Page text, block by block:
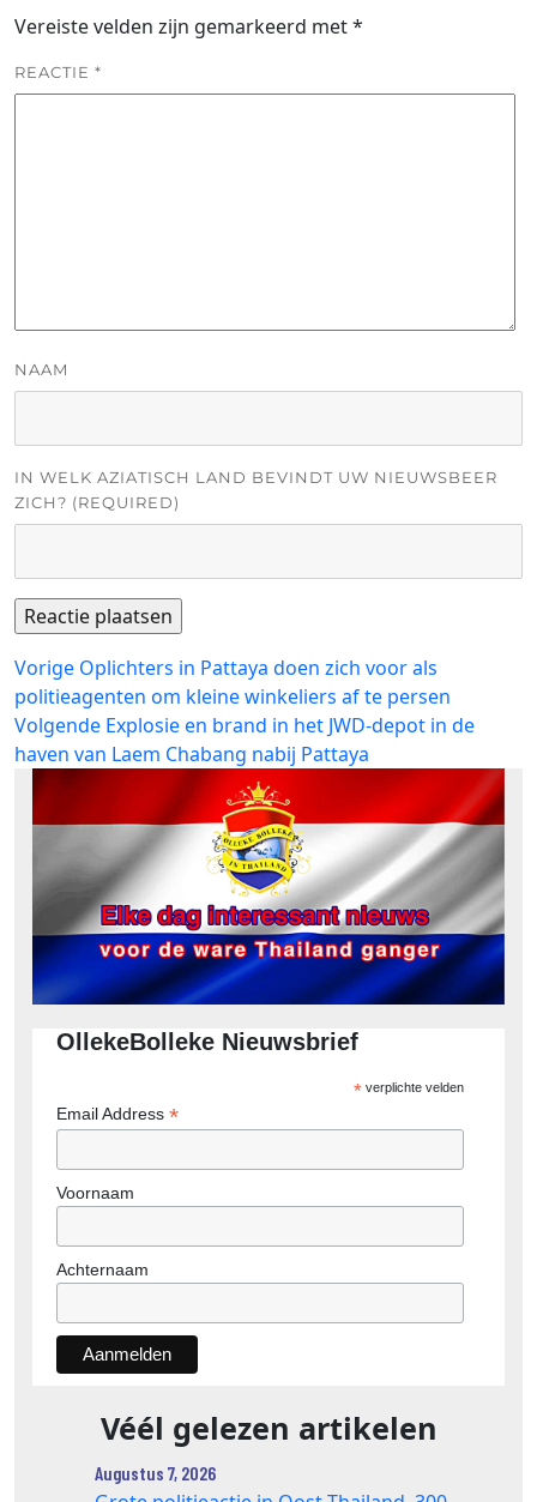
Vereiste velden zijn gemarkeerd met*
REACTIE *
NAAM
IN WELK AZIATISCH LAND BEVINDT UW NIEUWSBEER
ZICH? (REQUIRED)
Bericht
navigatie
Vorige Vorig
bericht:
Oplichters in Pattaya doen zich voor als
politieagenten om kleine winkeliers af te persen
Volgende Volgend
bericht:
Explosie en brand in het JWD-depot in de
haven van Laem Chabang nabij Pattaya
OllekeBolleke Nieuwsbrief
*verplichte velden
Email Address *
Voornaam
Achternaam
Véél gelezen artikelen
Augustus 7, 2026